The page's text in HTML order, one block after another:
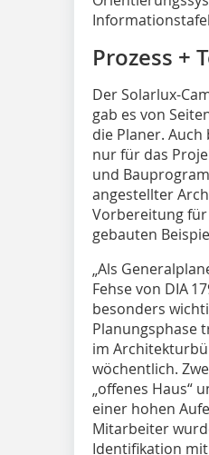
Prozess +
Der Solarlux-
gab es von
die Planer.
nur für das
und
angestellter
Vorbereitung für
gebauten
„Als
Fehse von DIA
besonders
Planungsphase
im
wöchentlich.
„offenes Haus“
einer hohen
Mitarbeiter
Identifikation